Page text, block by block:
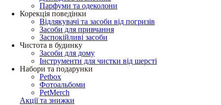
Парфуми та одеколони
Корекція поведінки
Відлякувачі та засоби від погризів
Засоби для привчання
Заспокійливі засоби
Чистота в будинку
Засоби для дому
Інструменти для чистки від шерсті
Набори та подарунки
Petbox
Фотоальбоми
PetMerch
Акції та знижки